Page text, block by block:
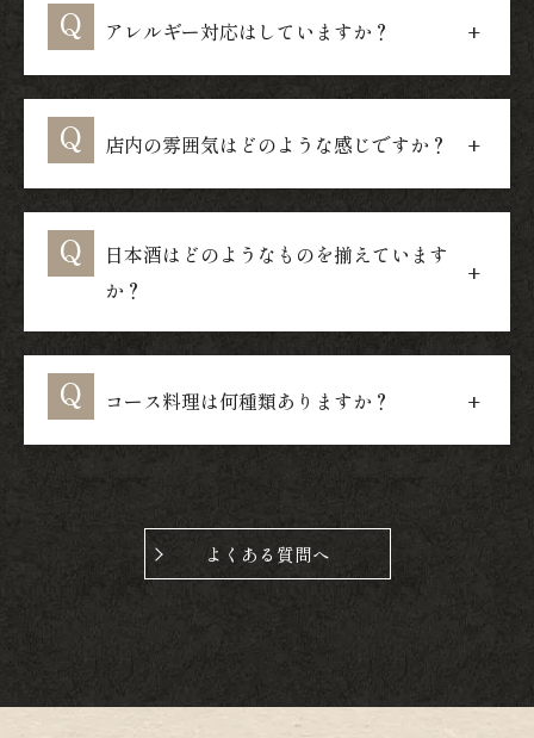
アレルギー対応はしていますか？
店内の雰囲気はどのような感じですか？
日本酒はどのようなものを揃えています
か？
コース料理は何種類ありますか？
よくある質問へ